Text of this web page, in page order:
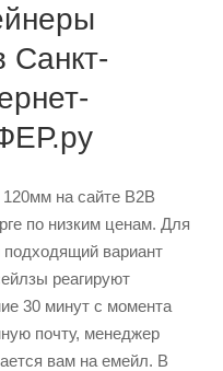
Санкт-
на сайте B2B
по низким ценам. Для
вариант
реагируют
30 минут с момента
почту, менеджер
вам на емейл. В